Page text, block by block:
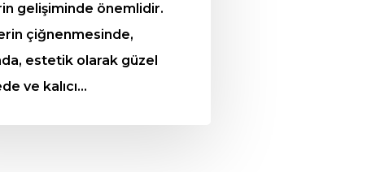
gelişiminde önemlidir.
çiğnenmesinde,
estetik olarak güzel
ve kalıcı…